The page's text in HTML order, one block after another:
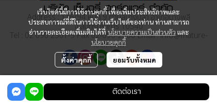
ติดต่อเรา
เว็บไซต์นี้มีการใช้งานคุกกี้ เพื่อเพิ่มประสิทธิภาพและ
ประสบการณ์ที่ดีในการใช้งานเว็บไซต์ของท่าน ท่านสามารถ
อ่านรายละเอียดเพิ่มเติมได้ที่นโยบายความเป็นส่วนตัว และ
นโยบายคุกกี้
ตั้งค่าคุกกี้ ยอมรับทั้งหมด
Address : 116/94 หมู่ที่ 9 ตำบลบางปลา อำเภอบางพลี
จ.สมุทรปราการ 10540
Tel : 02 090 2501-5 Fax 02-090-2506 Email : info@mature-
lock.com
Copyright | All Rights Reserved | Powered by MWE
Powered By MakeWebEasy